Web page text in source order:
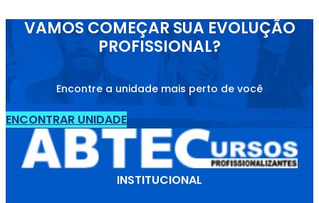
VAMOS COMEÇAR SUA EVOLUÇÃO
PROFISSIONAL?
Encontre a unidade mais perto de você
ENCONTRAR UNIDADE
INSTITUCIONAL